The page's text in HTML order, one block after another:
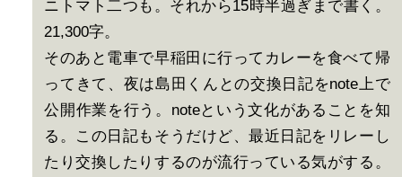
ニトマト二つも。それから15時半過ぎまで書く。
21,300字。
そのあと電車で早稲田に行ってカレーを食べて帰
ってきて、夜は島田くんとの交換日記をnote上で
公開作業を行う。noteという文化があることを知
る。この日記もそうだけど、最近日記をリレーし
たり交換したりするのが流行っている気がする。